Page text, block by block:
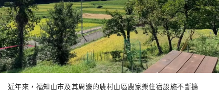
近年來，福知山市及其周邊的農村山區農家樂住宿設施不斷擴